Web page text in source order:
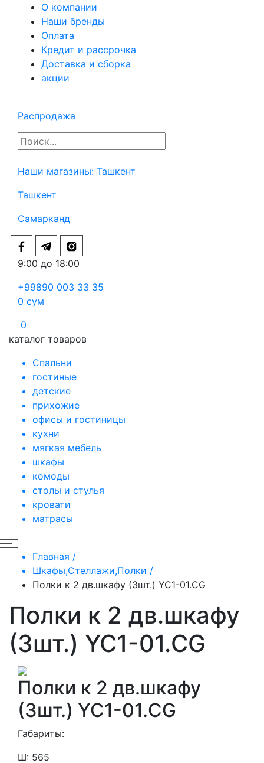
О компании
Наши бренды
Оплата
Кредит и рассрочка
Доставка и сборка
акции
Распродажа
Наши магазины: Ташкент
Ташкент
Самарканд
9:00 до 18:00
+99890 003 33 35
0 сум
0
каталог товаров
Спальни
гостиные
детские
прихожие
офисы и гостиницы
кухни
мягкая мебель
шкафы
комоды
столы и стулья
кровати
матрасы
Главная /
Шкафы,Стеллажи,Полки /
Полки к 2 дв.шкафу (3шт.) YC1-01.CG
Полки к 2 дв.шкафу
(3шт.) YC1-01.CG
Полки к 2 дв.шкафу
(3шт.) YC1-01.CG
Габариты:
Ш: 565